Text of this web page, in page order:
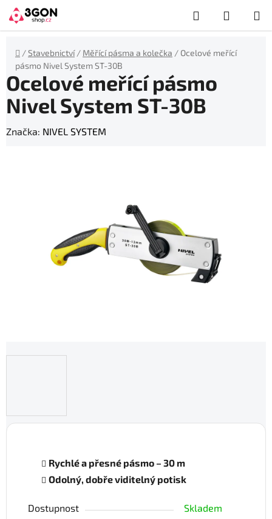
Přejít
na
obsah
Hledat
KOŠÍK
Domů
/Stavebnictví / Měřící pásma a kolečka / Ocelové meřící
pásmo Nivel System ST-30B
Rychlé a přesné pásmo – 30 m
Odolný, dobře viditelný potisk
Dostupnost
Skladem
Ocelové meřící pásmo
Nivel System ST-30B
Značka: NIVEL SYSTEM